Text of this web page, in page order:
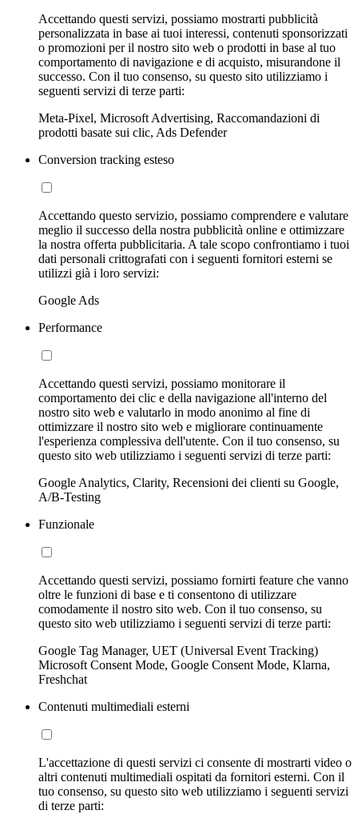
Accettando questi servizi, possiamo mostrarti pubblicità
personalizzata in base ai tuoi interessi, contenuti sponsorizzati
o promozioni per il nostro sito web o prodotti in base al tuo
comportamento di navigazione e di acquisto, misurandone il
successo. Con il tuo consenso, su questo sito utilizziamo i
seguenti servizi di terze parti:
Meta-Pixel, Microsoft Advertising, Raccomandazioni di
prodotti basate sui clic, Ads Defender
Conversion tracking esteso
Accettando questo servizio, possiamo comprendere e valutare
meglio il successo della nostra pubblicità online e ottimizzare
la nostra offerta pubblicitaria. A tale scopo confrontiamo i tuoi
dati personali crittografati con i seguenti fornitori esterni se
utilizzi già i loro servizi:
Google Ads
Performance
Accettando questi servizi, possiamo monitorare il
comportamento dei clic e della navigazione all'interno del
nostro sito web e valutarlo in modo anonimo al fine di
ottimizzare il nostro sito web e migliorare continuamente
l'esperienza complessiva dell'utente. Con il tuo consenso, su
questo sito web utilizziamo i seguenti servizi di terze parti:
Google Analytics, Clarity, Recensioni dei clienti su Google,
A/B-Testing
Funzionale
Accettando questi servizi, possiamo fornirti feature che vanno
oltre le funzioni di base e ti consentono di utilizzare
comodamente il nostro sito web. Con il tuo consenso, su
questo sito web utilizziamo i seguenti servizi di terze parti:
Google Tag Manager, UET (Universal Event Tracking)
Microsoft Consent Mode, Google Consent Mode, Klarna,
Freshchat
Contenuti multimediali esterni
L'accettazione di questi servizi ci consente di mostrarti video o
altri contenuti multimediali ospitati da fornitori esterni. Con il
tuo consenso, su questo sito web utilizziamo i seguenti servizi
di terze parti: